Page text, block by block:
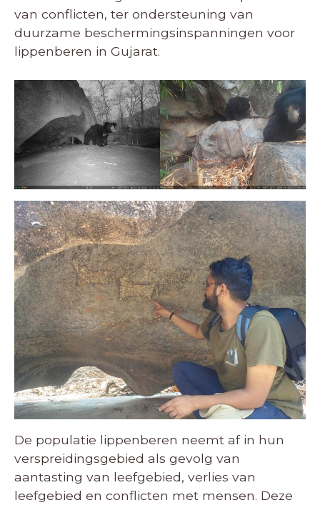
van conflicten, ter ondersteuning van
duurzame beschermingsinspanningen voor
lippenberen in Gujarat.
De populatie lippenberen neemt af in hun
verspreidingsgebied als gevolg van
aantasting van leefgebied, verlies van
leefgebied en conflicten met mensen. Deze